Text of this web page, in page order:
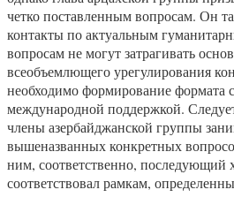
четко поставленным вопросам. Он
контакты по актуальным
вопросам не могут затрагивать
всеобъемлющего урегулирования
необходимо формирование формата
международной поддержкой.
члены азербайджанской группы
вышеназванных конкретных
ним, соответственно, последующий
соответствовал рамкам,